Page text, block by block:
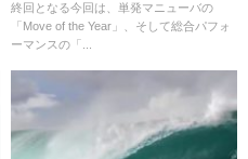
終回となる今回は、単発マニューバの
「Move of the Year」、そして総合パフォ
ーマンスの「...